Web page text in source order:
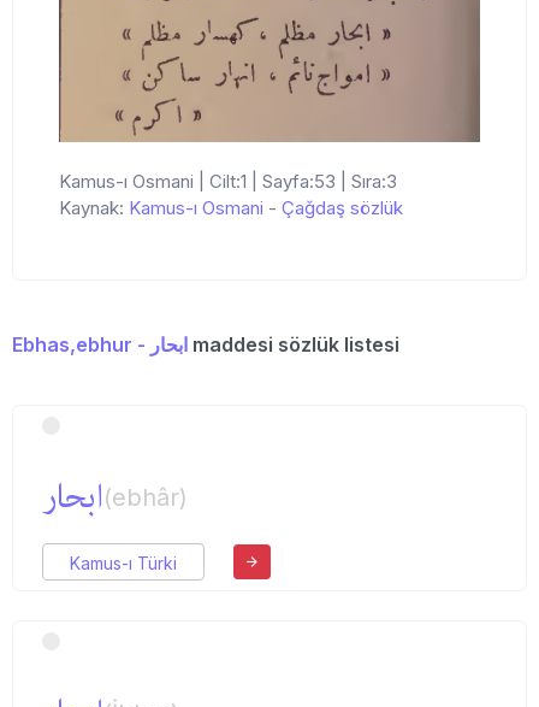
Kamus-ı Osmani | Cilt:1 | Sayfa:53 | Sıra:3
Kaynak: Kamus-ı Osmani - Çağdaş sözlük
Ebhas,ebhur - ابحار maddesi sözlük listesi
ابحار(ebhâr)
Kamus-ı Türki